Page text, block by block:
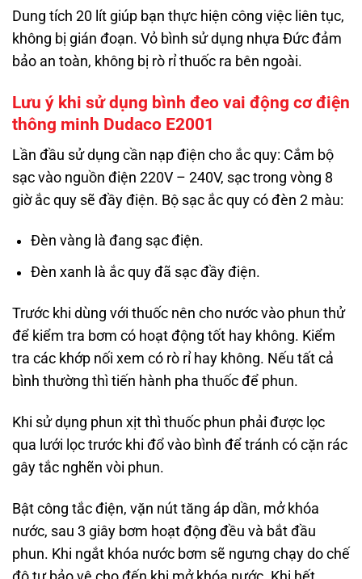
Dung tích 20 lít giúp bạn thực hiện công việc liên tục,
không bị gián đoạn. Vỏ bình sử dụng nhựa Đức đảm
bảo an toàn, không bị rò rỉ thuốc ra bên ngoài.
Lưu ý khi sử dụng bình đeo vai động cơ điện
thông minh Dudaco E2001
Lần đầu sử dụng cần nạp điện cho ắc quy: Cắm bộ
sạc vào nguồn điện 220V – 240V, sạc trong vòng 8
giờ ắc quy sẽ đầy điện. Bộ sạc ắc quy có đèn 2 màu:
Đèn vàng là đang sạc điện.
Đèn xanh là ắc quy đã sạc đầy điện.
Trước khi dùng với thuốc nên cho nước vào phun thử
để kiểm tra bơm có hoạt động tốt hay không. Kiểm
tra các khớp nối xem có rò rỉ hay không. Nếu tất cả
bình thường thì tiến hành pha thuốc để phun.
Khi sử dụng phun xịt thì thuốc phun phải được lọc
qua lưới lọc trước khi đổ vào bình để tránh có cặn rác
gây tắc nghẽn vòi phun.
Bật công tắc điện, vặn nút tăng áp dần, mở khóa
nước, sau 3 giây bơm hoạt động đều và bắt đầu
phun. Khi ngắt khóa nước bơm sẽ ngưng chạy do chế